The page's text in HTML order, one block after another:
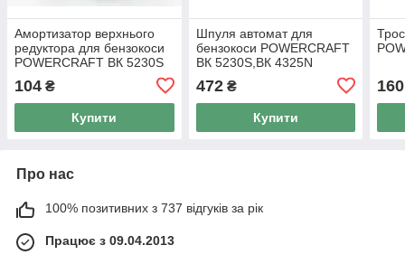
Амортизатор верхнього
редуктора для бензокоси
POWERCRAFT BК 5230S
104 ₴
Купити
Шпуля автомат для
бензокоси POWERCRAFT
BК 5230S,BК 4325N
472₴
Купити
160
Про нас
100% позитивних з 737 відгуків за рік
Працює з 09.04.2013